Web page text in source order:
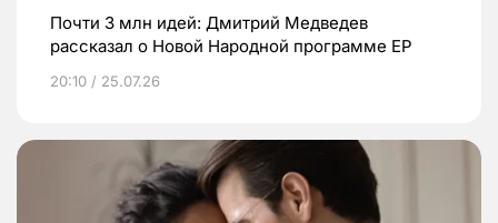
Почти 3 млн идей: Дмитрий Медведев
рассказал о Новой Народной программе ЕР
20:10 / 25.07.26